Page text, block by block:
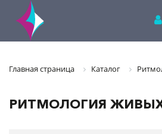
Главная страница Каталог
РИТМОЛОГИЯ